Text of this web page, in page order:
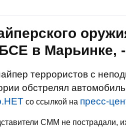
в
террористов с
обстрелял
со ссылкой на пресс-
СММ не пострадали,